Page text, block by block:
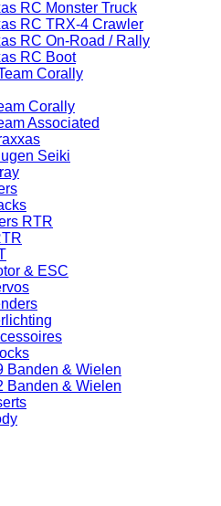
RC Monster Truck
RC TRX-4 Crawler
RC On-Road / Rally
RC Boot
Corally
Corally
Associated
Seiki
RTR
& ESC
Banden & Wielen
Banden & Wielen